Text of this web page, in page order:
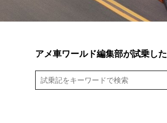
アメ車ワールド編集部が試乗した